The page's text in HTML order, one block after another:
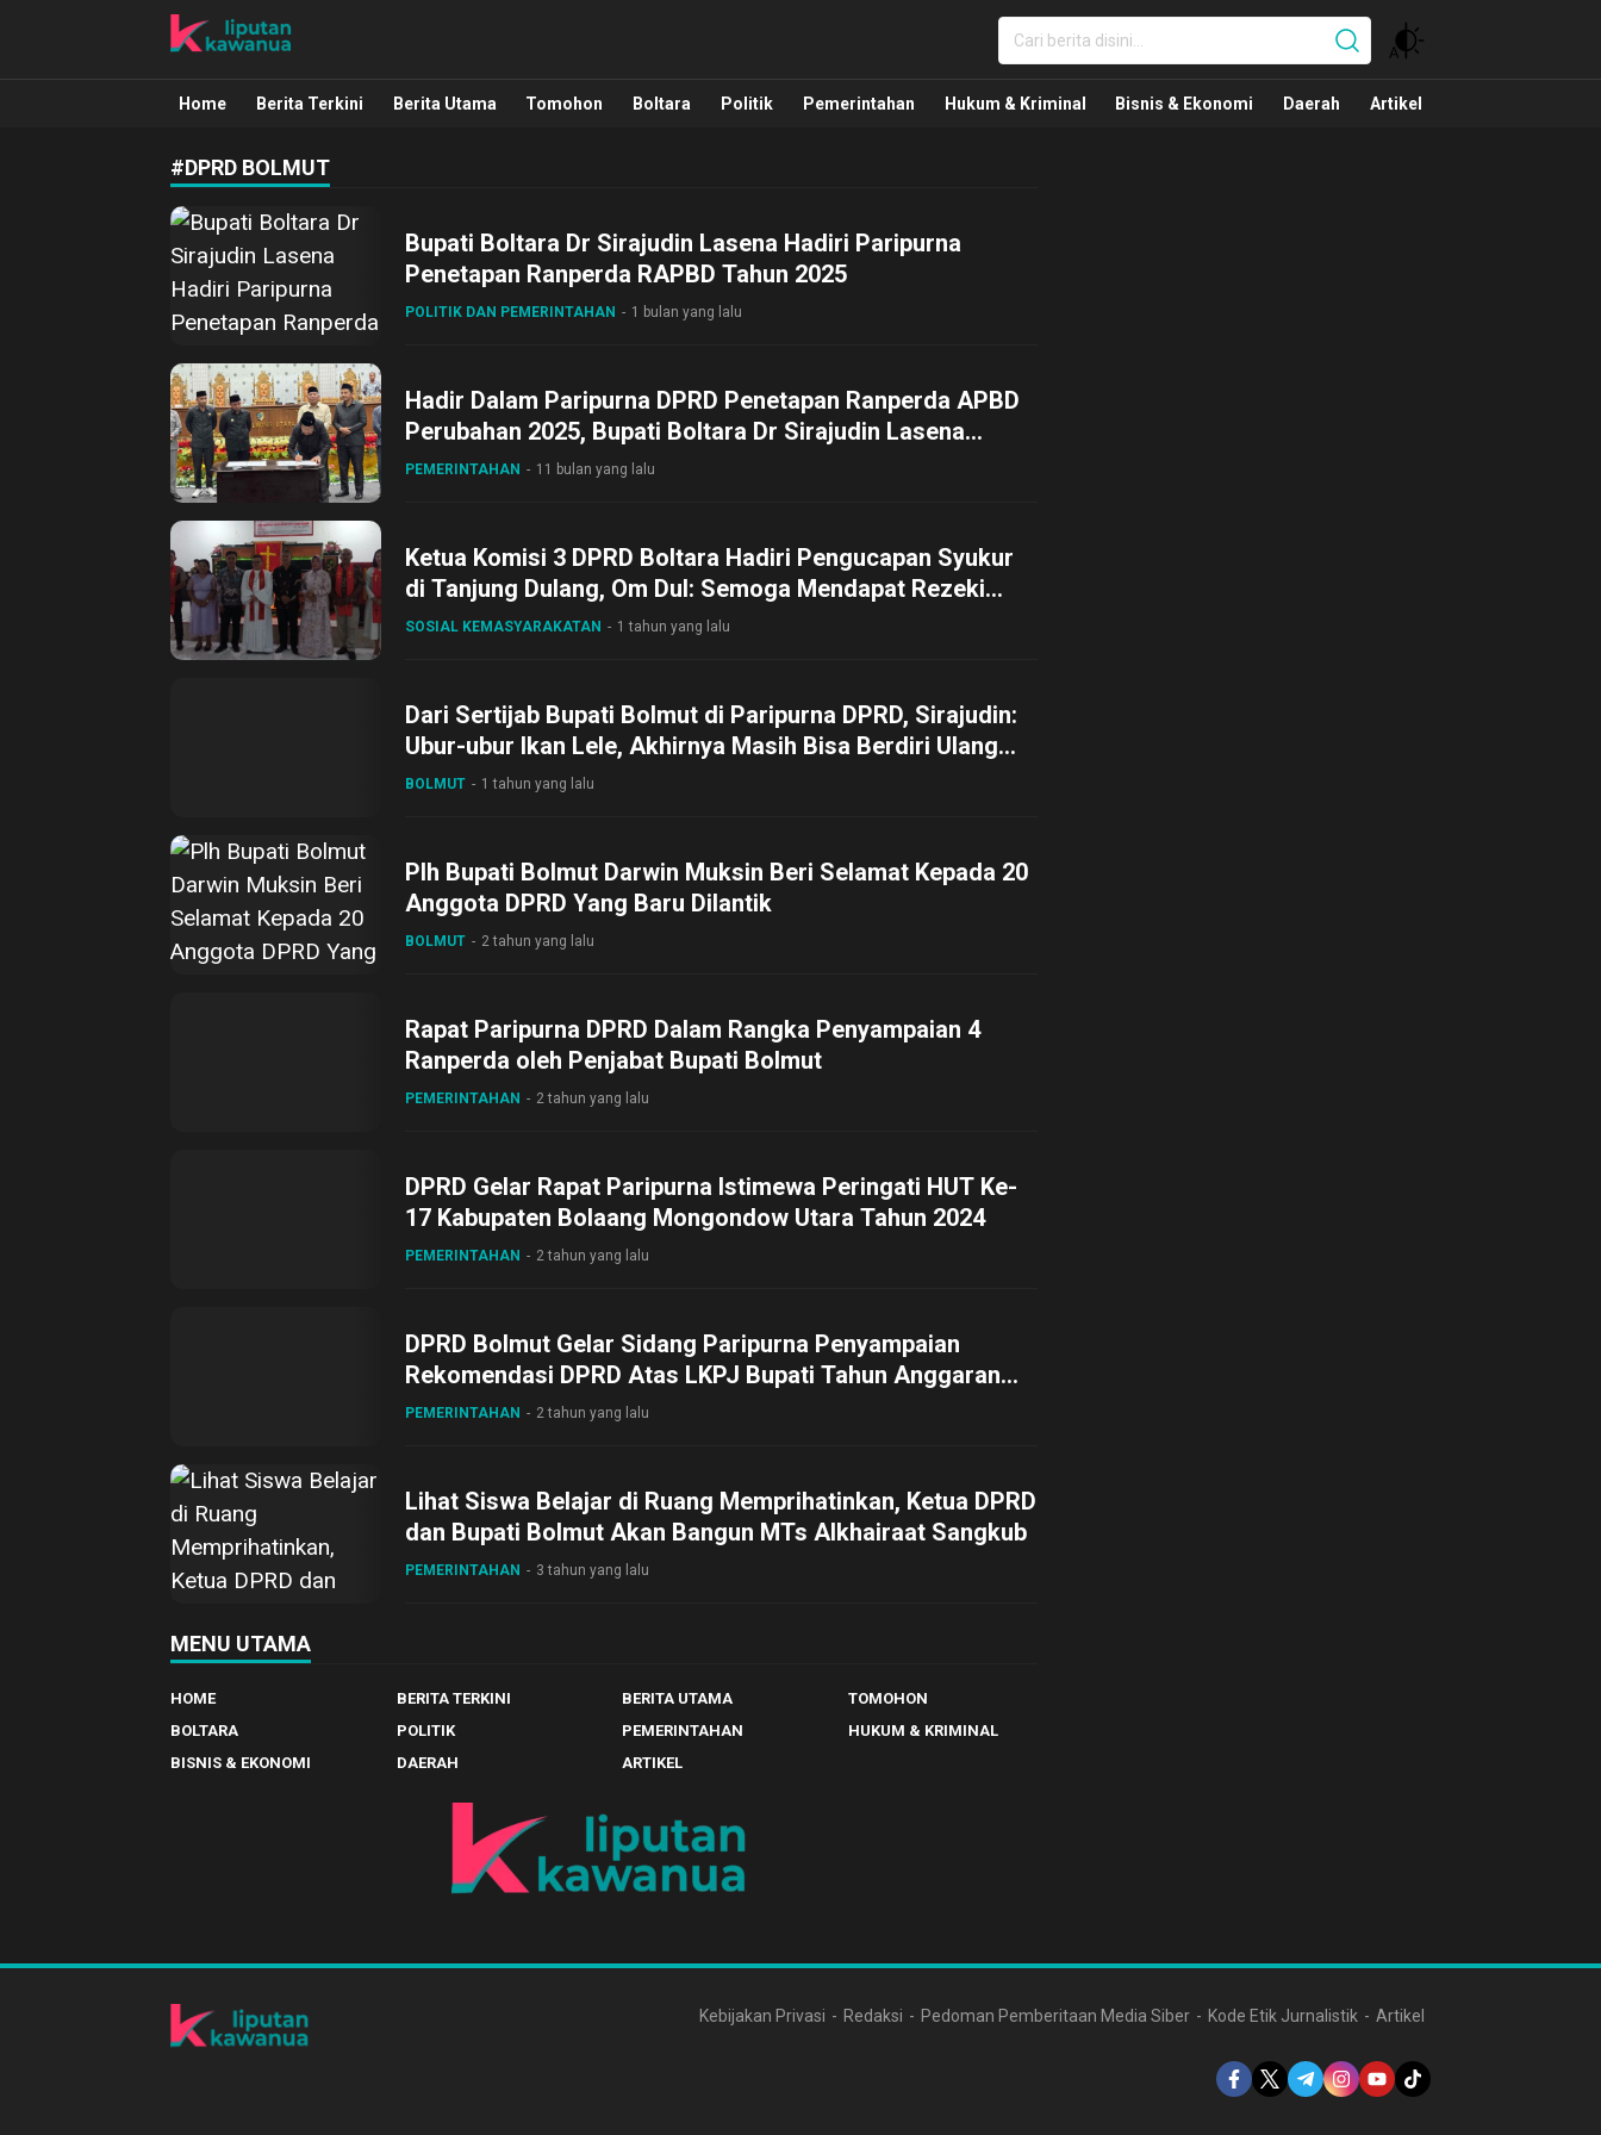
Liputan Kawanua
Berita Manado, Sulawesi Utara, Kawanua, Politik, Pemerintahan, Hukum Kriminal dan Nasional
Home Berita Terkini Berita Utama Tomohon Boltara Politik Pemerintahan Hukum & Kriminal Bisnis & Ekonomi Daerah Artikel
#DPRD BOLMUT
Bupati Boltara Dr Sirajudin Lasena Hadiri Paripurna
Penetapan Ranperda RAPBD Tahun 2025
POLITIK DAN PEMERINTAHAN 1 bulan yang lalu
Hadir Dalam Paripurna DPRD Penetapan Ranperda APBD
Perubahan 2025, Bupati Boltara Dr Sirajudin Lasena
Apresiasi Pimpinan dan Anggota DPRD
PEMERINTAHAN 11 bulan yang lalu
Ketua Komisi 3 DPRD Boltara Hadiri Pengucapan Syukur
di Tanjung Dulang, Om Dul: Semoga Mendapat Rezeki
Melimpah
SOSIAL KEMASYARAKATAN 1 tahun yang lalu
Dari Sertijab Bupati Bolmut di Paripurna DPRD, Sirajudin:
Ubur-ubur Ikan Lele, Akhirnya Masih Bisa Berdiri Ulang
Disini Lee
BOLMUT 1 tahun yang lalu
Plh Bupati Bolmut Darwin Muksin Beri Selamat Kepada 20
Anggota DPRD Yang Baru Dilantik
BOLMUT 2 tahun yang lalu
Rapat Paripurna DPRD Dalam Rangka Penyampaian 4
Ranperda oleh Penjabat Bupati Bolmut
PEMERINTAHAN 2 tahun yang lalu
DPRD Gelar Rapat Paripurna Istimewa Peringati HUT Ke-
17 Kabupaten Bolaang Mongondow Utara Tahun 2024
PEMERINTAHAN 2 tahun yang lalu
DPRD Bolmut Gelar Sidang Paripurna Penyampaian
Rekomendasi DPRD Atas LKPJ Bupati Tahun Anggaran
2023
PEMERINTAHAN 2 tahun yang lalu
Lihat Siswa Belajar di Ruang Memprihatinkan, Ketua DPRD
dan Bupati Bolmut Akan Bangun MTs Alkhairaat Sangkub
PEMERINTAHAN 3 tahun yang lalu
MENU UTAMA
HOME BERITA TERKINI BERITA UTAMA
TOMOHON
BOLTARA
POLITIK PEMERINTAHAN
HUKUM & KRIMINAL
BISNIS & EKONOMI
DAERAH ARTIKEL
Kebijakan Privasi Redaksi Pedoman Pemberitaan Media Siber Kode Etik Jurnalistik Artikel